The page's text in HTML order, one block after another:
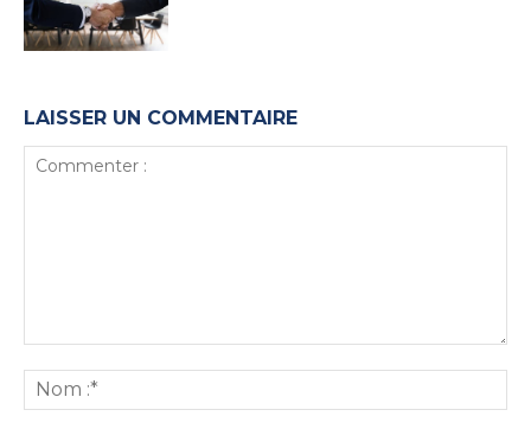
LAISSER UN COMMENTAIRE
:*